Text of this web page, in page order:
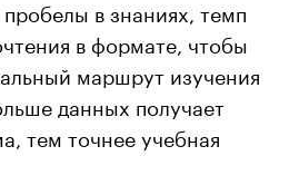
в знаниях, темп
в формате, чтобы
маршрут изучения
данных получает
тем точнее учебная